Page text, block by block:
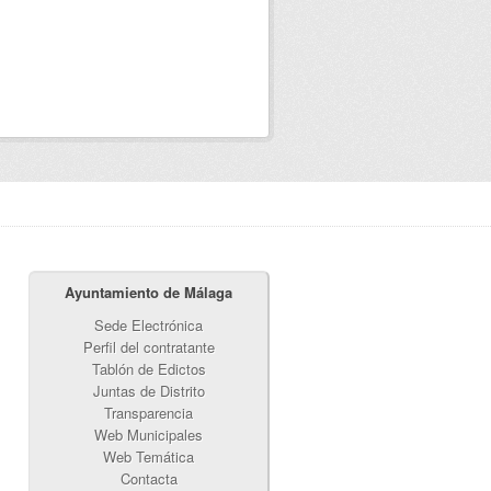
Ayuntamiento de Málaga
Sede Electrónica
Perfil del contratante
Tablón de Edictos
Juntas de Distrito
Transparencia
Web Municipales
Web Temática
Contacta